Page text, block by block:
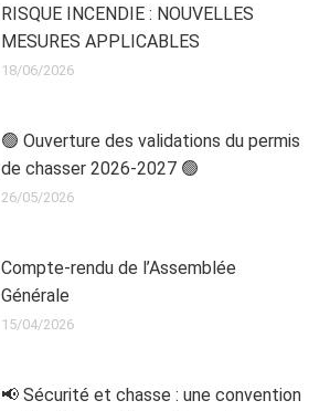
RISQUE INCENDIE : NOUVELLES
MESURES APPLICABLES
18/06/2026
🟢 Ouverture des validations du permis
de chasser 2026-2027 🟢
26/05/2026
Compte-rendu de l’Assemblée
Générale
15/04/2026
📢 Sécurité et chasse : une convention